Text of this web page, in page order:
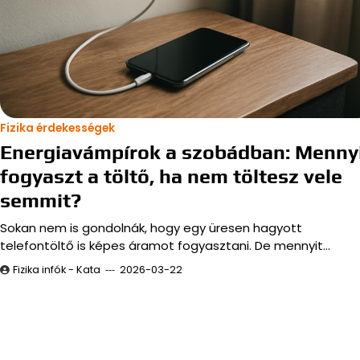
Fizika érdekességek
Energiavámpírok a szobádban:
fogyaszt a töltő, ha nem töltesz vele
semmit?
Sokan nem is gondolnák, hogy egy üresen hagyott
telefontöltő is képes áramot fogyasztani. De mennyit…
Fizika infók - Kata 2026-03-22